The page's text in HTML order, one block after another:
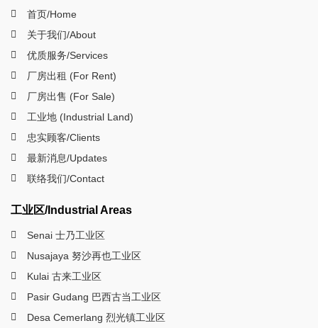
首页/Home
关于我们/About
优质服务/Services
厂房出租 (For Rent)
厂房出售 (For Sale)
工业地 (Industrial Land)
忠实顾客/Clients
最新消息/Updates
联络我们/Contact
工业区/Industrial Areas
Senai 士乃工业区
Nusajaya 努沙再也工业区
Kulai 古来工业区
Pasir Gudang 巴西古当工业区
Desa Cemerlang 烈光镇工业区